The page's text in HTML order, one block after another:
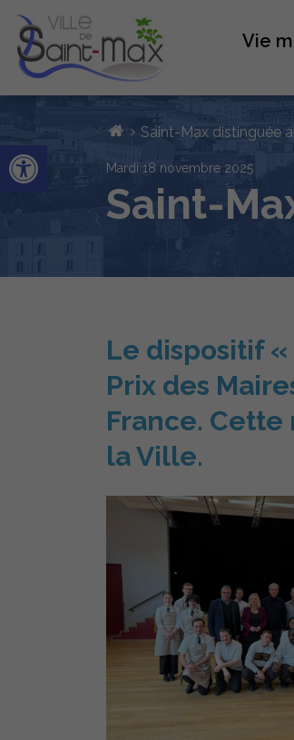
Ouvrir la barre d’outils
Vie
› Saint-Max distinguée
mardi 18 novembre 2025
Saint-
Le dispositif
Prix des
France.
la Ville.